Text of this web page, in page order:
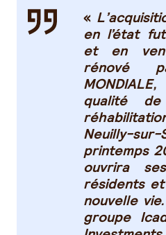
«
en l’état
et en
rénové
qualité
Neuilly-
printemps
ouvrira
résidents
nouvelle
groupe